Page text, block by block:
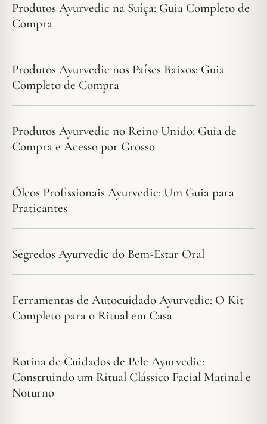
Produtos Ayurvedic na Suíça: Guia Completo de
Compra
Produtos Ayurvedic nos Países Baixos: Guia
Completo de Compra
Produtos Ayurvedic no Reino Unido: Guia de
Compra e Acesso por Grosso
Óleos Profissionais Ayurvedic: Um Guia para
Praticantes
Segredos Ayurvedic do Bem-Estar Oral
Ferramentas de Autocuidado Ayurvedic: O Kit
Completo para o Ritual em Casa
Rotina de Cuidados de Pele Ayurvedic:
Construindo um Ritual Clássico Facial Matinal e
Noturno